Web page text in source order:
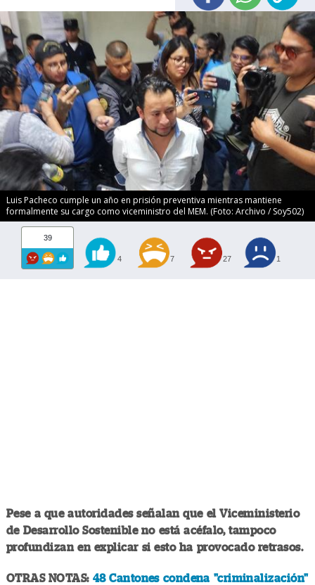
Luis Pacheco cumple un año en prisión preventiva mientras mantiene
formalmente su cargo como viceministro del MEM. (Foto: Archivo / Soy502)
39
4 7 27 1
Pese a que autoridades señalan que el Viceministerio
de Desarrollo Sostenible no está acéfalo, tampoco
profundizan en explicar si esto ha provocado retrasos.
OTRAS NOTAS: 48 Cantones condena "criminalización"